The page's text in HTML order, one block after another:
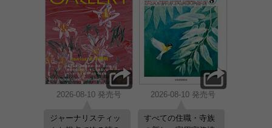
2026-08-10 発売号
ジャーナリスティッ
2026-08-10 発売号
すべての住職・寺族